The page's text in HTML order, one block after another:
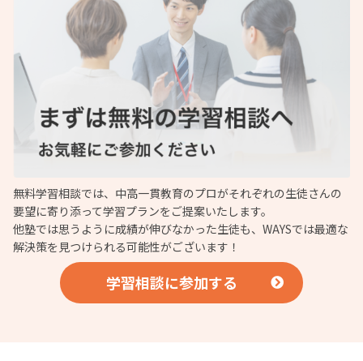
無料学習相談では、中高一貫教育のプロがそれぞれの生徒さんの
要望に寄り添って学習プランをご提案いたします。
他塾では思うように成績が伸びなかった生徒も、WAYSでは最適な
解決策を見つけられる可能性がございます！
学習相談に参加する